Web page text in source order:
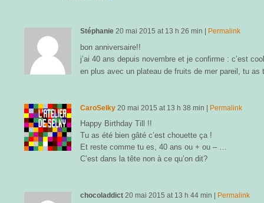
Stéphanie 20 mai 2015 at 13 h 26 min Permalink
bon anniversaire!!
j’ai 40 ans depuis novembre et je confirme : c’est
en plus avec un plateau de fruits de mer pareil, tu
CaroSelky 20 mai 2015 at 13 h 38 min Permalink
Happy Birthday Till !!
Tu as été bien gâté c’est chouette ça !
Et reste comme tu es, 40 ans ou + ou – …
C’est dans la tête non à ce qu’on dit?
chocoladdict 20 mai 2015 at 13 h 44 min Permalink